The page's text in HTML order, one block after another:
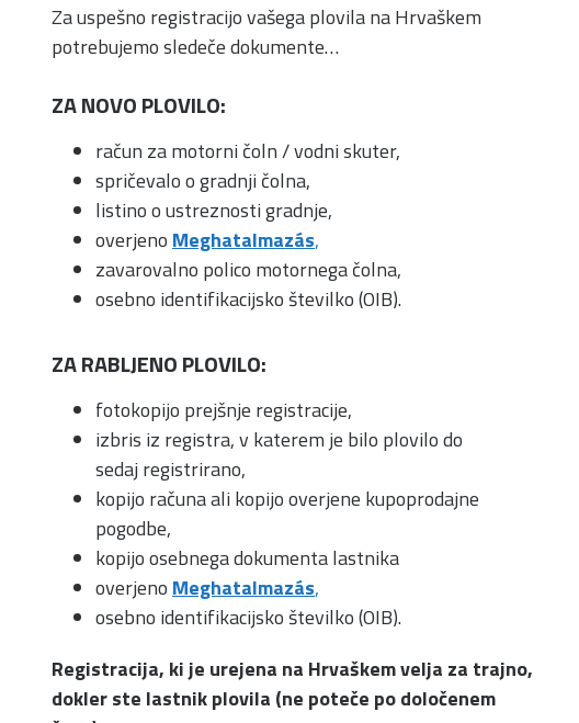
Za uspešno registracijo vašega plovila na Hrvaškem
potrebujemo sledeče dokumente…
ZA NOVO PLOVILO:
račun za motorni čoln / vodni skuter,
spričevalo o gradnji čolna,
listino o ustreznosti gradnje,
overjeno Meghatalmazás,
zavarovalno polico motornega čolna,
osebno identifikacijsko številko (OIB).
ZA RABLJENO PLOVILO:
fotokopijo prejšnje registracije,
izbris iz registra, v katerem je bilo plovilo do
sedaj registrirano,
kopijo računa ali kopijo overjene kupoprodajne
pogodbe,
kopijo osebnega dokumenta lastnika
overjeno Meghatalmazás,
osebno identifikacijsko številko (OIB).
Registracija, ki je urejena na Hrvaškem velja za trajno,
dokler ste lastnik plovila (ne poteče po določenem